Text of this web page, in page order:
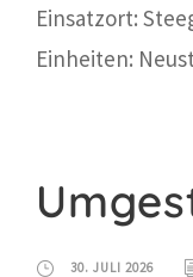
Einsatzort:
Einheiten:
30. JULI 2026